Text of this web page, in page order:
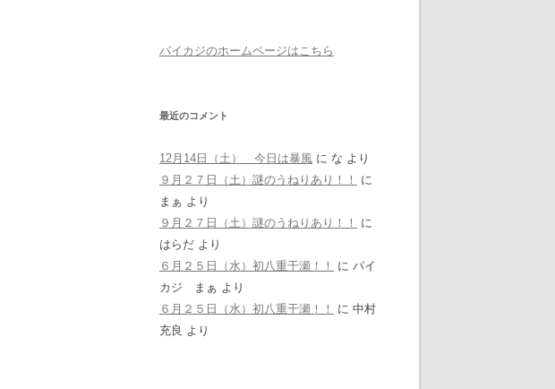
パイカジのホームページはこちら
最近のコメント
12月14日（土） 今日は暴風 に な より
９月２７日（土）謎のうねりあり！！
に
まぁ より
９月２７日（土）謎のうねりあり！！
に
はらだ より
６月２５日（水）初八重干瀬！！
に パイ
カジ まぁ より
６月２５日（水）初八重干瀬！！
に 中村
充良 より